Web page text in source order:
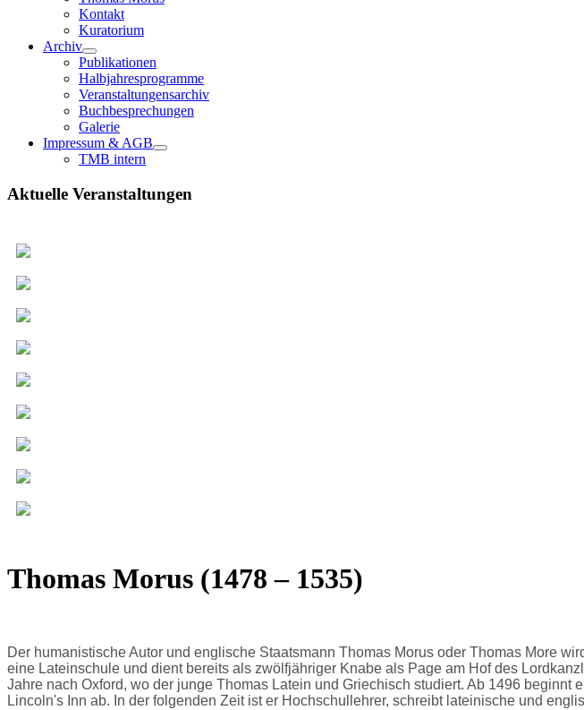
Kontakt
Kuratorium
Archiv
Publikationen
Halbjahresprogramme
Veranstaltungensarchiv
Buchbesprechungen
Galerie
Impressum & AGB
TMB intern
Aktuelle Veranstaltungen
Thomas Morus (1478 – 1535)
Der humanistische Autor und englische Staatsmann Thomas Morus oder Thomas More
eine Lateinschule und dient bereits als zwölfjähriger Knabe als Page am Hof des
Jahre nach Oxford, wo der junge Thomas Latein und Griechisch studiert. Ab 1496
Lincoln's Inn ab. In der folgenden Zeit ist er Hochschullehrer, schreibt lateinische und